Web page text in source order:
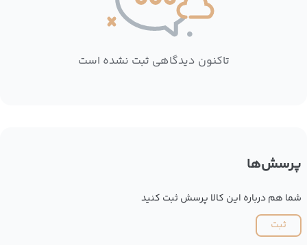
تاکنون دیدگاهی ثبت نشده است
پرسش‌ها
شما هم درباره این کالا پرسش ثبت کنید
ثبت